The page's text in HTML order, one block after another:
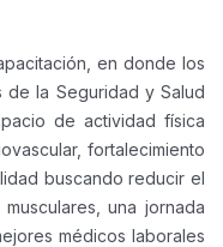
en donde los
de la Seguridad y Salud
de actividad física
fortalecimiento
buscando reducir el
una jornada
médicos laborales